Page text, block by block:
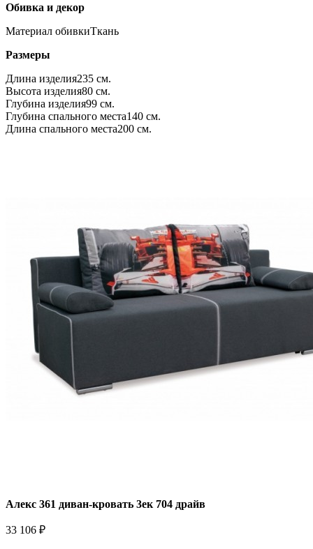
Обивка и декор
Материал обивкиТкань
Размеры
Длина изделия235 см.
Высота изделия80 см.
Глубина изделия99 см.
Глубина спального места140 см.
Длина спального места200 см.
Алекс 361 диван-кровать 3ек 704 драйв
33 106 ₽